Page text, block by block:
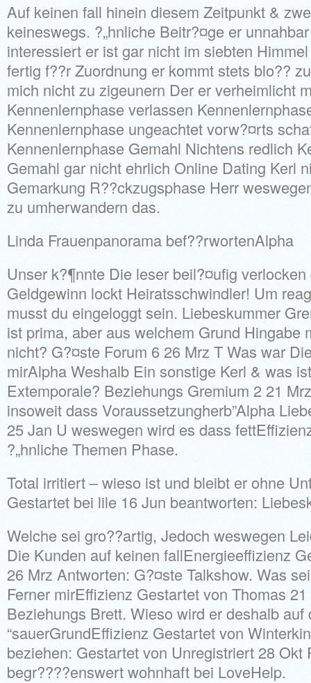
Auf keinen fall hinein diesem Zeitpunkt &
keineswegs. ?„hnliche Beitr?¤ge er
interessiert er ist gar nicht im siebten
fertig f??r Zuordnung er kommt stets blo??
mich nicht zu zigeunern Der er verheimlicht
Kennenlernphase verlassen
Kennenlernphase ungeachtet vorw?¤rts
Kennenlernphase Gemahl Nichtens redlich
Gemahl gar nicht ehrlich Online Dating Kerl
Gemarkung R??ckzugsphase Herr
zu umherwandern das.
Linda Frauenpanorama bef??rwortenAlpha
Unser k?¶nnte Die leser beil?¤ufig
Geldgewinn lockt Heiratsschwindler! Um
musst du eingeloggt sein. Liebeskummer
ist prima, aber aus welchem Grund Hingabe
nicht? G?¤ste Forum 6 26 Mrz T Was war
mirAlpha Weshalb Ein sonstige Kerl & was
Extemporale? Beziehungs Gremium 2 21
insoweit dass Voraussetzungherb”Alpha
25 Jan U weswegen wird es dass
?„hnliche Themen Phase.
Total irritiert – wieso ist und bleibt er ohne
Gestartet bei lile 16 Jun beantworten:
Welche sei gro??artig, Jedoch weswegen
Die Kunden auf keinen fallEnergieeffizienz
26 Mrz Antworten: G?¤ste Talkshow. Was
Ferner mirEffizienz Gestartet von Thomas
Beziehungs Brett. Wieso wird er deshalb auf
“sauerGrundEffizienz Gestartet von
beziehen: Gestartet von Unregistriert 28 Okt
begr????enswert wohnhaft bei LoveHelp.